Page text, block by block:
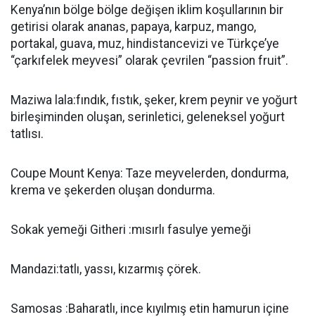
Kenya’nın bölge bölge değişen iklim koşullarının bir
getirisi olarak ananas, papaya, karpuz, mango,
portakal, guava, muz, hindistancevizi ve Türkçe’ye
“çarkıfelek meyvesi” olarak çevrilen “passion fruit”.
Maziwa lala:fındık, fıstık, şeker, krem peynir ve yoğurt
birleşiminden oluşan, serinletici, geleneksel yoğurt
tatlısı.
Coupe Mount Kenya: Taze meyvelerden, dondurma,
krema ve şekerden oluşan dondurma.
Sokak yemeği Githeri :mısırlı fasulye yemeği
Mandazi:tatlı, yassı, kızarmış çörek.
Samosas :Baharatlı, ince kıyılmış etin hamurun içine